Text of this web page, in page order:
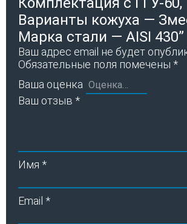
Варианты кожуха —
Марка стали — AISI 430”
Ваш адрес email не будет
Обязательные поля помечены *
Ваша оценка
Ваш отзыв *
Имя *
Email *